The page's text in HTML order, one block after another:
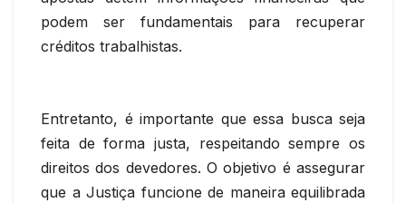
podem ser fundamentais para recuperar
créditos trabalhistas.
Entretanto, é importante que essa busca seja
feita de forma justa, respeitando sempre os
direitos dos devedores. O objetivo é assegurar
que a Justiça funcione de maneira equilibrada